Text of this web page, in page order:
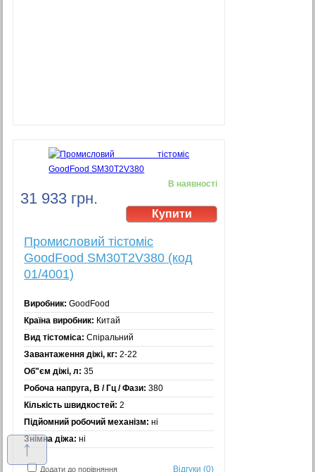
31 933 грн.
В наявності
Промисловий тістоміс
GoodFood SM30T2V380 (код
01/4001)
Виробник: GoodFood
Країна виробник: Китай
Вид тістоміса: Спіральний
Завантаження діжі, кг: 2-22
Об"єм діжі, л: 35
Робоча напруга, В / Гц / Фази: 380
Кількість швидкостей: 2
Підйомний робочий механізм: ні
Знімна діжа: ні
Додати до порівняння Відгуки (0)
↑